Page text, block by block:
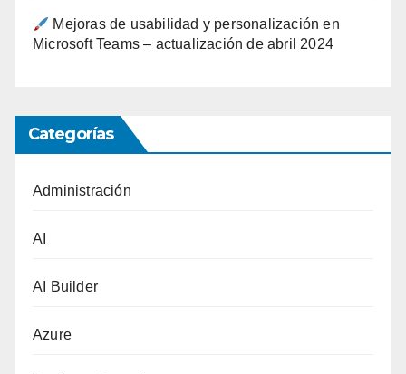
Mejoras de usabilidad y personalización en
Microsoft Teams – actualización de abril 2024
Categorías
Administración
AI
AI Builder
Azure